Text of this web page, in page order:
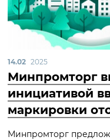
14.02 2025
Минпромторг
инициативой
маркировки
Минпромторг